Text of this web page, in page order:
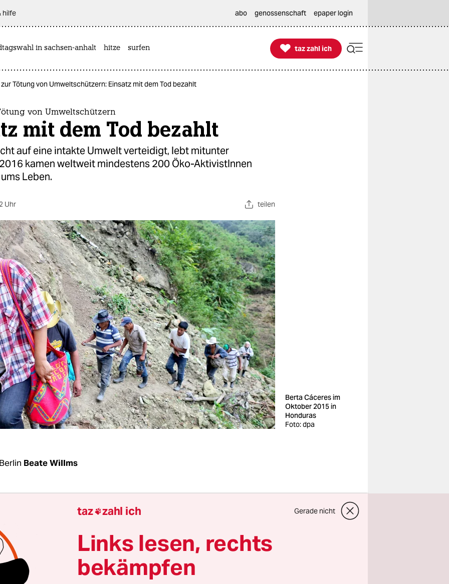
hilfe abo genossenschaft epaper login
in sachsen-anhalt hitze surfen 
taz zahl ich
taz zahl ich
Tötung von Umweltschützern: Einsatz mit dem Tod bezahlt
von Umweltschützern
mit dem Tod bezahlt
auf eine intakte Umwelt verteidigt, lebt mitunter
kamen weltweit mindestens 200 Öko-AktivistInnen
Leben.
Uhr teilen
Berta Cáceres im
Oktober 2015 in
Honduras
Foto: dpa
Beate Willms
bekanntere Namen schafften es in die internationalen
etwa, die sich für die Rechte indigener Völker
ihrer natürlichen Umwelt in Honduras einsetzte und
anderem mit dem Goldman Environmental Prize
wurde. Oder Zafar Lund, der in Pakistan ein
Forum aufbaute, das für das Recht auf Wasser
taz zahl ich Gerade nicht
Links lesen, rechts
bekämpfen